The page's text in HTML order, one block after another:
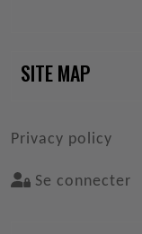
SITE MAP
VOET
Privacy policy
Se connecter